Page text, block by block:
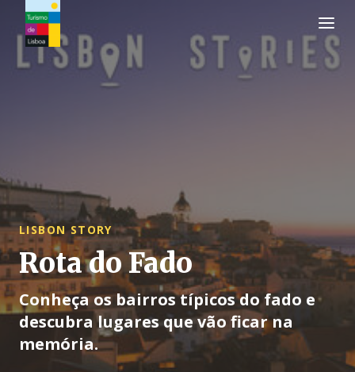
Logo do Turismo de Lisboa
LISBON STORY
Rota do Fado
Conheça os bairros típicos do fado e
descubra lugares que vão ficar na
memória.